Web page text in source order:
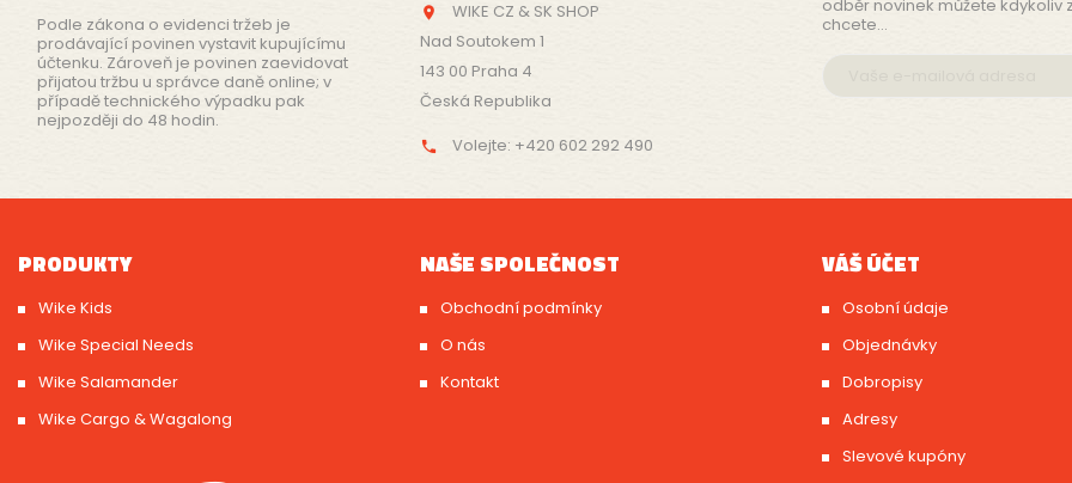
Podle zákona o evidenci tržeb je
prodávající povinen vystavit kupujícímu
účtenku. Zároveň je povinen zaevidovat
přijatou tržbu u správce daně online; v
případě technického výpadku pak
nejpozději do 48 hodin.

WIKE CZ & SK SHOP
Nad Soutokem 1
143 00 Praha 4
Česká Republika
 Volejte: +420 602 292 490
odběr novinek můžete kdykoliv
chcete...
PRODUKTY
Wike Kids
Wike Special Needs
Wike Salamander
Wike Cargo & Wagalong
NAŠE SPOLEČNOST
Obchodní podmínky
O nás
Kontakt
VÁŠ ÚČET
Osobní údaje
Objednávky
Dobropisy
Adresy
Slevové kupóny